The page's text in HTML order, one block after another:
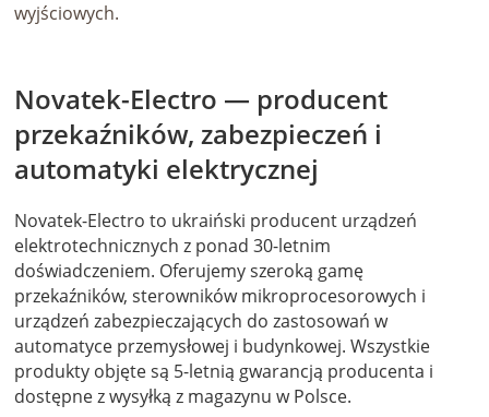
wyjściowych.
Novatek-Electro — producent
przekaźników, zabezpieczeń i
automatyki elektrycznej
Novatek-Electro to ukraiński producent urządzeń
elektrotechnicznych z ponad 30-letnim
doświadczeniem. Oferujemy szeroką gamę
przekaźników, sterowników mikroprocesorowych i
urządzeń zabezpieczających do zastosowań w
automatyce przemysłowej i budynkowej. Wszystkie
produkty objęte są 5-letnią gwarancją producenta i
dostępne z wysyłką z magazynu w Polsce.